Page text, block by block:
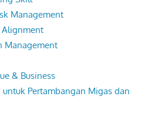
Management
Alignment
Management
& Business
Pertambangan Migas dan